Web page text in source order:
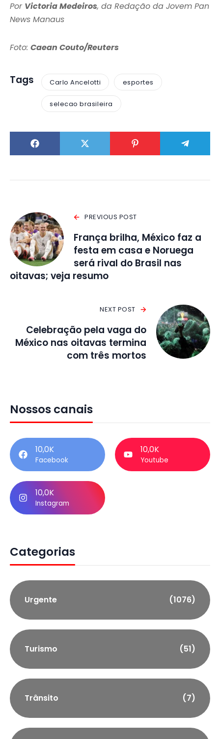
Por Victoria Medeiros, da Redação da Jovem Pan
News Manaus
Foto: Caean Couto/Reuters
Tags Carlo Ancelotti esportes
selecao brasileira
PREVIOUS POST
França brilha, México faz a
festa em casa e Noruega
será rival do Brasil nas
oitavas; veja resumo
NEXT POST
Celebração pela vaga do
México nas oitavas termina
com três mortos
Nossos canais
10,0K
Facebook
10,0K
Youtube
10,0K
Instagram
Categorias
Urgente (1076)
Turismo (51)
Trânsito (7)